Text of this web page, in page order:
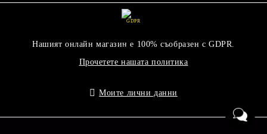
GDPR
Нашият онлайн магазин е 100% съобразен с GDPR.
Прочетете нашата политика
Моите лични данни